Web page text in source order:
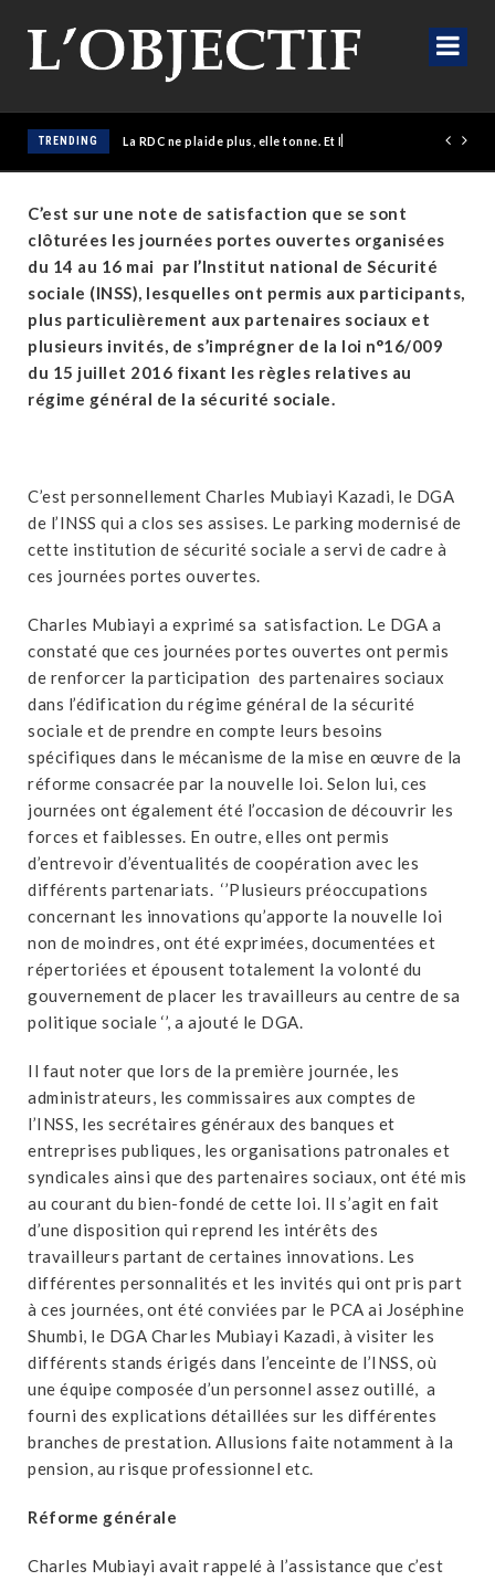
TRENDING La RDC ne plaide plus, elle tonne. Et Haïti n’est que le début.
C’est sur une note de satisfaction que se sont
clôturées les journées portes ouvertes organisées
du 14 au 16 mai par l’Institut national de Sécurité
sociale (INSS), lesquelles ont permis aux participants,
plus particulièrement aux partenaires sociaux et
plusieurs invités, de s’imprégner de la loi n°16/009
du 15 juillet 2016 fixant les règles relatives au
régime général de la sécurité sociale.
C’est personnellement Charles Mubiayi Kazadi, le DGA
de l’INSS qui a clos ses assises. Le parking modernisé de
cette institution de sécurité sociale a servi de cadre à
ces journées portes ouvertes.
Charles Mubiayi a exprimé sa satisfaction. Le DGA a
constaté que ces journées portes ouvertes ont permis
de renforcer la participation des partenaires sociaux
dans l’édification du régime général de la sécurité
sociale et de prendre en compte leurs besoins
spécifiques dans le mécanisme de la mise en œuvre de la
réforme consacrée par la nouvelle loi. Selon lui, ces
journées ont également été l’occasion de découvrir les
forces et faiblesses. En outre, elles ont permis
d’entrevoir d’éventualités de coopération avec les
différents partenariats. ‘’Plusieurs préoccupations
concernant les innovations qu’apporte la nouvelle loi
non de moindres, ont été exprimées, documentées et
répertoriées et épousent totalement la volonté du
gouvernement de placer les travailleurs au centre de sa
politique sociale ‘’, a ajouté le DGA.
Il faut noter que lors de la première journée, les
administrateurs, les commissaires aux comptes de
l’INSS, les secrétaires généraux des banques et
entreprises publiques, les organisations patronales et
syndicales ainsi que des partenaires sociaux, ont été mis
au courant du bien-fondé de cette loi. Il s’agit en fait
d’une disposition qui reprend les intérêts des
travailleurs partant de certaines innovations. Les
différentes personnalités et les invités qui ont pris part
à ces journées, ont été conviées par le PCA ai Joséphine
Shumbi, le DGA Charles Mubiayi Kazadi, à visiter les
différents stands érigés dans l’enceinte de l’INSS, où
une équipe composée d’un personnel assez outillé, a
fourni des explications détaillées sur les différentes
branches de prestation. Allusions faite notamment à la
pension, au risque professionnel etc.
Réforme générale
Charles Mubiayi avait rappelé à l’assistance que c’est